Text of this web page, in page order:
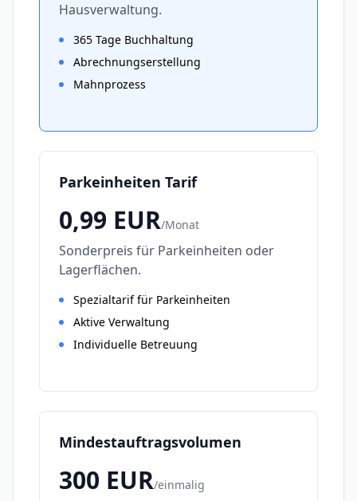
Hausverwaltung.
365 Tage Buchhaltung
Abrechnungserstellung
Mahnprozess
Parkeinheiten Tarif
0,99 EUR/Monat
Sonderpreis für Parkeinheiten oder
Lagerflächen.
Spezialtarif für Parkeinheiten
Aktive Verwaltung
Individuelle Betreuung
Mindestauftragsvolumen
300 EUR/einmalig